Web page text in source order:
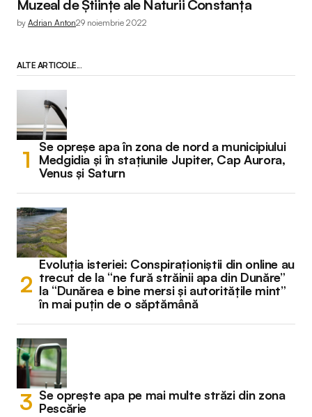
Muzeal de Științe ale Naturii Constanța
by Adrian Anton29 noiembrie 2022
ALTE ARTICOLE...
Se opreșe apa în zona de nord a municipiului
Medgidia și în stațiunile Jupiter, Cap Aurora,
Venus și Saturn
Evoluția isteriei: Conspiraționiștii din online au
trecut de la “ne fură străinii apa din Dunăre”
la “Dunărea e bine mersi și autoritățile mint”
în mai puțin de o săptămână
Se oprește apa pe mai multe străzi din zona
Pescărie